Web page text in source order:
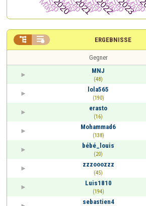
ERGEBNISSE
 
Gegner
MNJ
(48)
lola565
(190)
erasto
(16)
Mohammad6
(138)
bébé_louis
(20)
zzzooozzz
(45)
Luis1810
(194)
sebastien4